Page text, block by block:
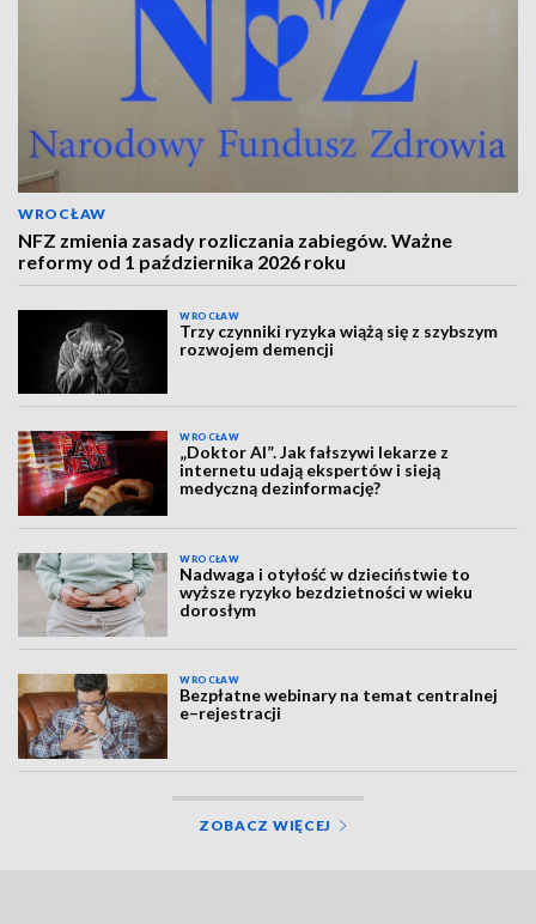
WROCŁAW
NFZ zmienia zasady rozliczania zabiegów. Ważne
reformy od 1 października 2026 roku
WROCŁAW
Trzy czynniki ryzyka wiążą się z szybszym
rozwojem demencji
WROCŁAW
„Doktor AI”. Jak fałszywi lekarze z
internetu udają ekspertów i sieją
medyczną dezinformację?
WROCŁAW
Nadwaga i otyłość w dzieciństwie to
wyższe ryzyko bezdzietności w wieku
dorosłym
WROCŁAW
Bezpłatne webinary na temat centralnej
e–rejestracji
ZOBACZ WIĘCEJ